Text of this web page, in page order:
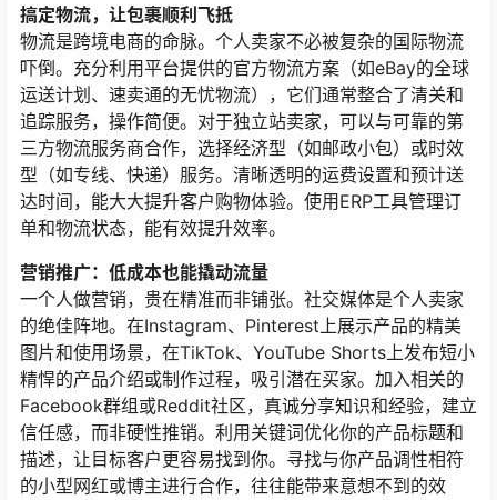
搞定物流，让包裹顺利飞抵
物流是跨境电商的命脉。个人卖家不必被复杂的国际物流
吓倒。充分利用平台提供的官方物流方案（如eBay的全球
运送计划、速卖通的无忧物流），它们通常整合了清关和
追踪服务，操作简便。对于独立站卖家，可以与可靠的第
三方物流服务商合作，选择经济型（如邮政小包）或时效
型（如专线、快递）服务。清晰透明的运费设置和预计送
达时间，能大大提升客户购物体验。使用ERP工具管理订
单和物流状态，能有效提升效率。
营销推广：低成本也能撬动流量
一个人做营销，贵在精准而非铺张。社交媒体是个人卖家
的绝佳阵地。在Instagram、Pinterest上展示产品的精美
图片和使用场景，在TikTok、YouTube Shorts上发布短小
精悍的产品介绍或制作过程，吸引潜在买家。加入相关的
Facebook群组或Reddit社区，真诚分享知识和经验，建立
信任感，而非硬性推销。利用关键词优化你的产品标题和
描述，让目标客户更容易找到你。寻找与你产品调性相符
的小型网红或博主进行合作，往往能带来意想不到的效